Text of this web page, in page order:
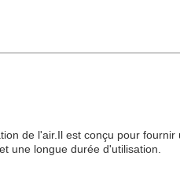
de l'air.Il est conçu pour
une longue durée d'utilisation.